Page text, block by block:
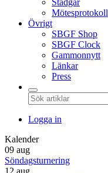
Stadgar
Mötesprotokoll
Övrigt
SBGF Shop
SBGF Clock
Gammonnytt
Länkar
Press
Logga in
Kalender
09 aug
Söndagsturnering
12 aug